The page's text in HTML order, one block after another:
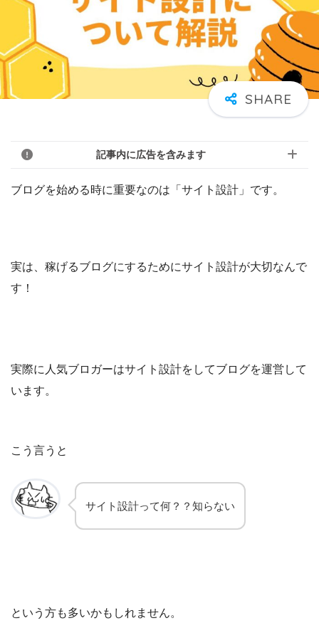
記事内に広告を含みます
ブログを始める時に重要なのは「サイト設計」です。
実は、稼げるブログにするためにサイト設計が大切なんで
す！
実際に人気ブロガーはサイト設計をしてブログを運営して
います。
こう言うと
サイト設計って何？？知らない
という方も多いかもしれません。